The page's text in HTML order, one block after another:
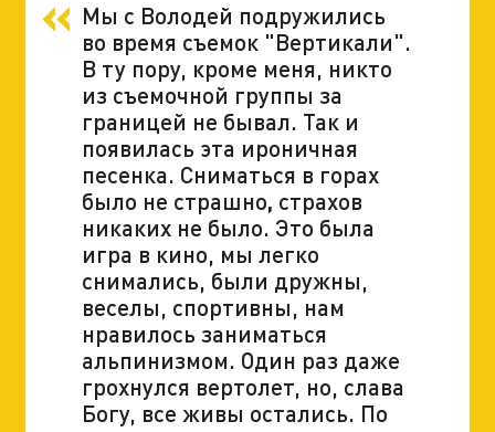
Мы с Володей подружились
во время съемок "Вертикали".
В ту пору, кроме меня, никто
из съемочной группы за
границей не бывал. Так и
появилась эта ироничная
песенка. Сниматься в горах
было не страшно, страхов
никаких не было. Это была
игра в кино, мы легко
снимались, были дружны,
веселы, спортивны, нам
нравилось заниматься
альпинизмом. Один раз даже
грохнулся вертолет, но, слава
Богу, все живы остались. По